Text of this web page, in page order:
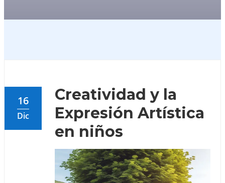
16
Dic
Creatividad y la
Expresión Artística
en niños